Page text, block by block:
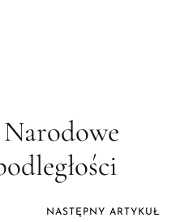
NASTĘPNY ARTYKUŁ